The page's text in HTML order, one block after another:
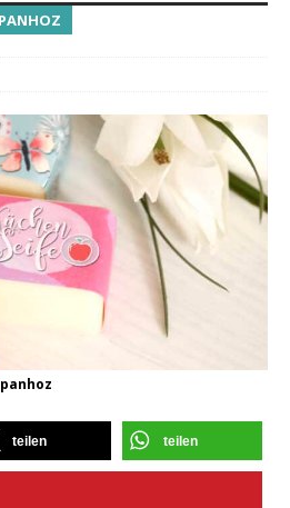
teilen teilen